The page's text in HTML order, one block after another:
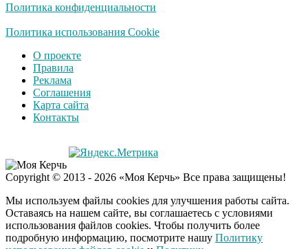
Политика конфиденциальности
Политика использования Cookie
О проекте
Правила
Реклама
Соглашения
Карта сайта
Контакты
Copyright © 2013 - 2026 «Моя Керчь» Все права защищены!
Мы используем файлы cookies для улучшения работы сайта.
Оставаясь на нашем сайте, вы соглашаетесь с условиями
использования файлов cookies. Чтобы получить более
подробную информацию, посмотрите нашу Политику